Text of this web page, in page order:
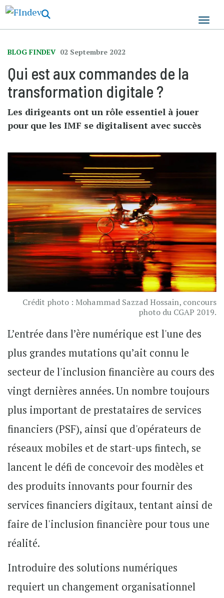
principal
BLOG FINDEV 02 Septembre 2022
Qui est aux commandes de la
transformation digitale ?
Les dirigeants ont un rôle essentiel à jouer
pour que les IMF se digitalisent avec succès
Crédit photo : Mohammad Sazzad Hossain, concours
photo du CGAP 2019.
L’entrée dans l’ère numérique est l'une des
plus grandes mutations qu’ait connu le
secteur de l'inclusion financière au cours des
vingt dernières années. Un nombre toujours
plus important de prestataires de services
financiers (PSF), ainsi que d'opérateurs de
réseaux mobiles et de start-ups fintech, se
lancent le défi de concevoir des modèles et
des produits innovants pour fournir des
services financiers digitaux, tentant ainsi de
faire de l'inclusion financière pour tous une
réalité.
Introduire des solutions numériques
requiert un changement organisationnel